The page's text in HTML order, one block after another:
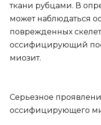
ткани рубцами. В
может наблюдаться
поврежденных
оссифицирующий
миозит.
Серьезное
оссифицирующего